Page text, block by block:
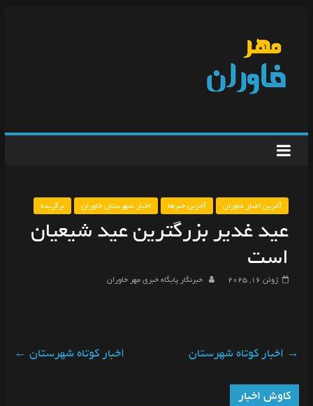
آخرین اخبار خاوران آخرین خبرها اخبار شهرستان خاوران برگزیده
عید غدیر بزرگترین عید شیعیان
است
ژوئن 16, 2025 خبرنگار پایگاه خبری مهر خاوران
→ اخبار کوتاه شهرستان اخبار کوتاه شهرستان ←
کاوش اخبار